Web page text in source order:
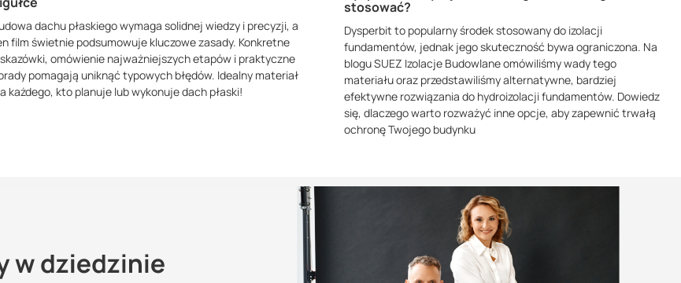
dachu płaskiego wymaga solidnej wiedzy i precyzji, a
film świetnie podsumowuje kluczowe zasady. Konkretne
omówienie najważniejszych etapów i praktyczne
pomagają uniknąć typowych błędów. Idealny materiał
każdego, kto planuje lub wykonuje dach płaski!
stosować?
Dysperbit to popularny środek stosowany do izolacji
fundamentów, jednak jego skuteczność bywa ograniczona. Na
blogu SUEZ Izolacje Budowlane omówiliśmy wady tego
materiału oraz przedstawiliśmy alternatywne, bardziej
efektywne rozwiązania do hydroizolacji fundamentów. Dowiedz
się, dlaczego warto rozważyć inne opcje, aby zapewnić trwałą
ochronę Twojego budynku